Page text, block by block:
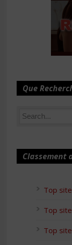
Que
Classement
Top
Top
Top